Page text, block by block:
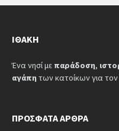
ΙΘΆΚΗ
Ένα νησί με παράδοση,
αγάπη των κατοίκων για
ΠΡΌΣΦΑΤΑ ΆΡΘΡΑ